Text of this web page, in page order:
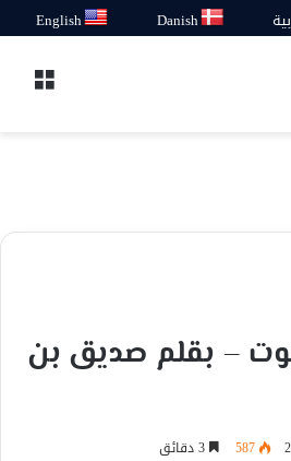
Danish
English
– بقلم صديق بن
587